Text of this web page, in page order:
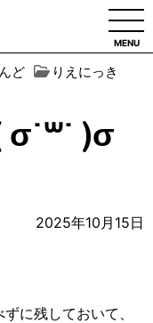
MENU
ど
りえにっき
)σ
2025年10月15日
に残しておいて、